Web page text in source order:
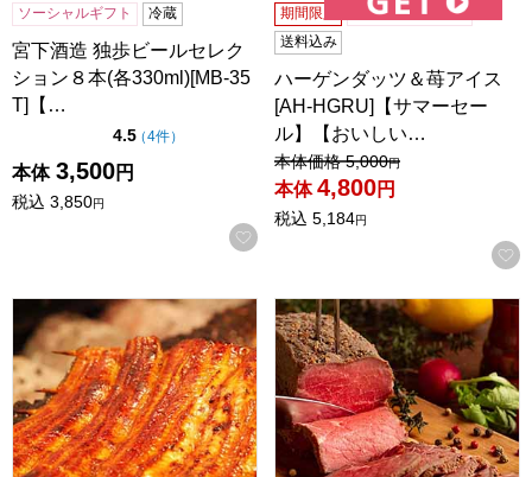
ソーシャルギフト 冷蔵
宮下酒造 独歩ビールセレク
ション８本(各330ml)[MB-35
T]【…
4.5点（5点満点中）
（4件の評価
）
本体 3,500円
税込 3,850円
お気に入りに登録する
期間限定
ソーシャルギフト
送料込み
ハーゲンダッツ＆苺アイス
[AH-HGRU]【サマーセー
ル】【おいしい…
値引き前の価格：
本体価格 5,000円
本体 4,800円
税込 5,184円
【神田明神下喜川】国産手焼きうなぎ蒲焼 約80g×2 (L8217)
ラ・ロシェル ローストビー